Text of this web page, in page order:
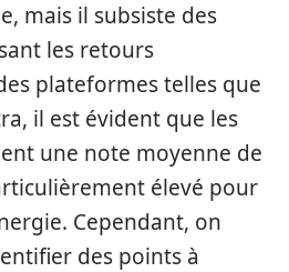
mais il subsiste des
les retours
plateformes telles que
il est évident que les
une note moyenne de
élevé pour
Cependant, on
des points à